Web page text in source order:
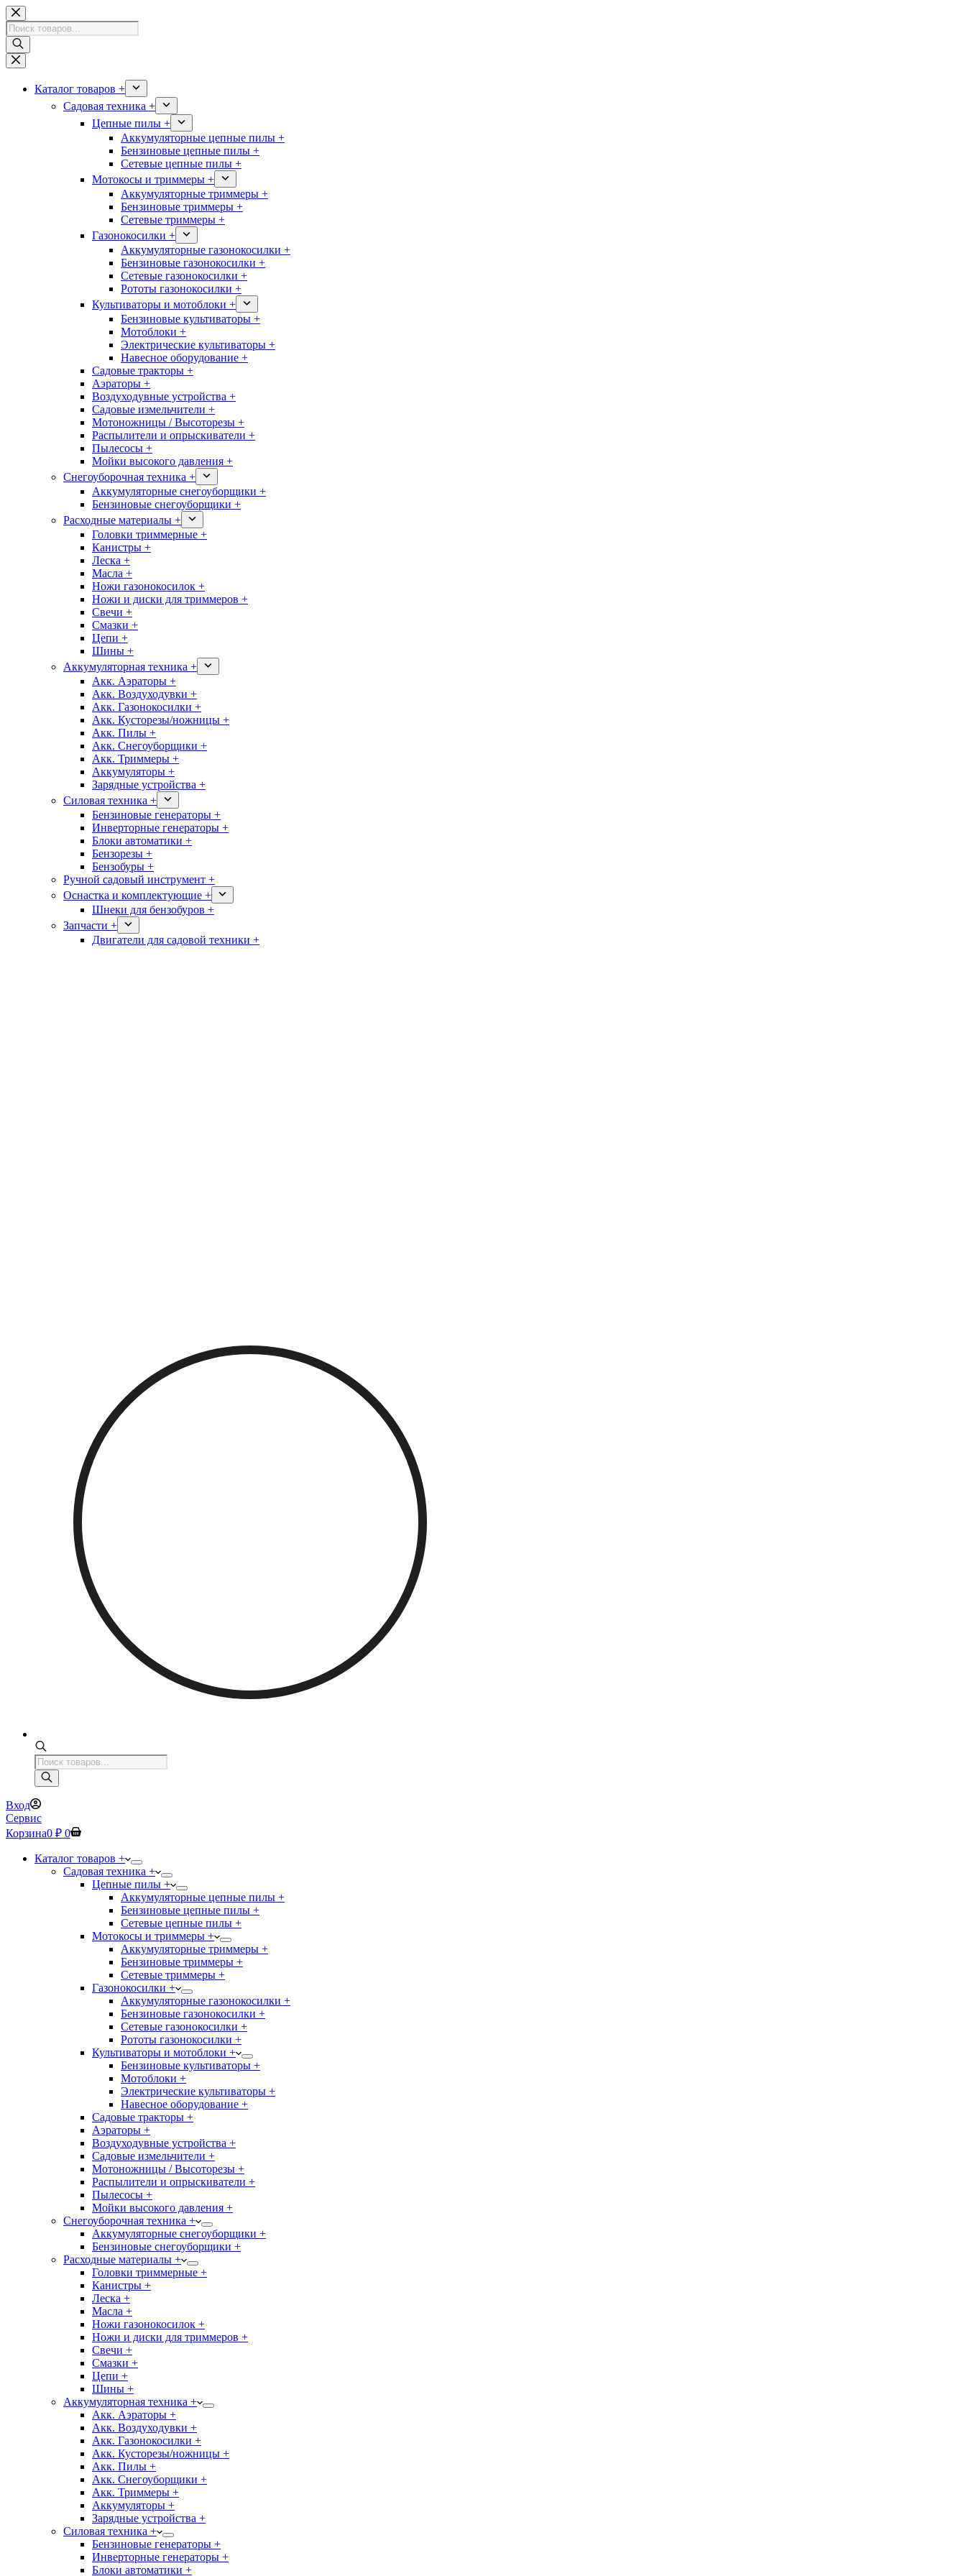
Перейти
к
сути
Поиск
товаров
Каталог товаров +
Садовая техника +
Цепные пилы +
Аккумуляторные цепные пилы +
Бензиновые цепные пилы +
Сетевые цепные пилы +
Мотокосы и триммеры +
Аккумуляторные триммеры +
Бензиновые триммеры +
Сетевые триммеры +
Газонокосилки +
Аккумуляторные газонокосилки +
Бензиновые газонокосилки +
Сетевые газонокосилки +
Рототы газонокосилки +
Культиваторы и мотоблоки +
Бензиновые культиваторы +
Мотоблоки +
Электрические культиваторы +
Навесное оборудование +
Садовые тракторы +
Аэраторы +
Воздуходувные устройства +
Садовые измельчители +
Мотоножницы / Высоторезы +
Распылители и опрыскиватели +
Пылесосы +
Мойки высокого давления +
Снегоуборочная техника +
Аккумуляторные снегоуборщики +
Бензиновые снегоуборщики +
Расходные материалы +
Головки триммерные +
Канистры +
Леска +
Масла +
Ножи газонокосилок +
Ножи и диски для триммеров +
Свечи +
Смазки +
Цепи +
Шины +
Аккумуляторная техника +
Акк. Аэраторы +
Акк. Воздуходувки +
Акк. Газонокосилки +
Акк. Кусторезы/ножницы +
Акк. Пилы +
Акк. Снегоуборщики +
Акк. Триммеры +
Аккумуляторы +
Зарядные устройства +
Силовая техника +
Бензиновые генераторы +
Инверторные генераторы +
Блоки автоматики +
Бензорезы +
Бензобуры +
Ручной садовый инструмент +
Оснастка и комплектующие +
Шнеки для бензобуров +
Запчасти +
Двигатели для садовой техники +
Поиск
товаров
Вход
Сервис
Корзина0 ₽ 0
Каталог товаров +
Садовая техника +
Цепные пилы +
Аккумуляторные цепные пилы +
Бензиновые цепные пилы +
Сетевые цепные пилы +
Мотокосы и триммеры +
Аккумуляторные триммеры +
Бензиновые триммеры +
Сетевые триммеры +
Газонокосилки +
Аккумуляторные газонокосилки +
Бензиновые газонокосилки +
Сетевые газонокосилки +
Рототы газонокосилки +
Культиваторы и мотоблоки +
Бензиновые культиваторы +
Мотоблоки +
Электрические культиваторы +
Навесное оборудование +
Садовые тракторы +
Аэраторы +
Воздуходувные устройства +
Садовые измельчители +
Мотоножницы / Высоторезы +
Распылители и опрыскиватели +
Пылесосы +
Мойки высокого давления +
Снегоуборочная техника +
Аккумуляторные снегоуборщики +
Бензиновые снегоуборщики +
Расходные материалы +
Головки триммерные +
Канистры +
Леска +
Масла +
Ножи газонокосилок +
Ножи и диски для триммеров +
Свечи +
Смазки +
Цепи +
Шины +
Аккумуляторная техника +
Акк. Аэраторы +
Акк. Воздуходувки +
Акк. Газонокосилки +
Акк. Кусторезы/ножницы +
Акк. Пилы +
Акк. Снегоуборщики +
Акк. Триммеры +
Аккумуляторы +
Зарядные устройства +
Силовая техника +
Бензиновые генераторы +
Инверторные генераторы +
Блоки автоматики +